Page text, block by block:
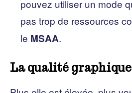
pouvez utiliser un mode
pas trop de ressources
le MSAA.
La qualité